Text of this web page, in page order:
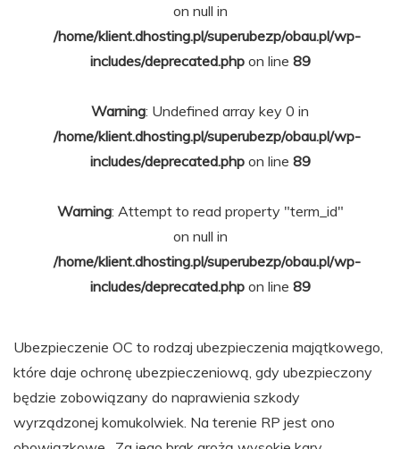
on null in
/home/klient.dhosting.pl/superubezp/obau.pl/wp-
includes/deprecated.phpon line 89
Warning: Undefined array key 0 in
/home/klient.dhosting.pl/superubezp/obau.pl/wp-
includes/deprecated.phpon line 89
Warning: Attempt to read property "term_id"
on null in
/home/klient.dhosting.pl/superubezp/obau.pl/wp-
includes/deprecated.phpon line 89
Ubezpieczenie OC to rodzaj ubezpieczenia majątkowego,
które daje ochronę ubezpieczeniową, gdy ubezpieczony
będzie zobowiązany do naprawienia szkody
wyrządzonej komukolwiek. Na terenie RP jest ono